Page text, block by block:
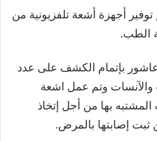
أجهزة أشعة تلفزيونية من
الطب.
بإتمام الكشف على عدد
والآنسات وتم عمل اشعة
بها من أجل إتخاذ
ثبت إصابتها بالمرض.